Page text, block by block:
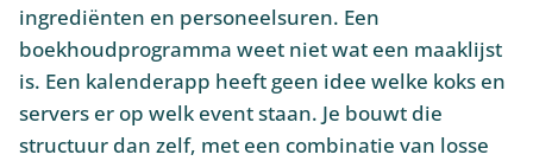
ingrediënten en personeelsuren. Een
boekhoudprogramma weet niet wat een maaklijst
is. Een kalenderapp heeft geen idee welke koks en
servers er op welk event staan. Je bouwt die
structuur dan zelf, met een combinatie van losse